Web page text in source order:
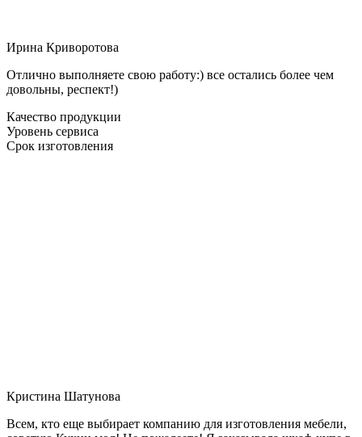
Ирина Криворотова
Отлично выполняете свою работу:) все остались более чем
довольны, респект!)
Качество продукции
Уровень сервиса
Срок изготовления
Кристина Шатунова
Всем, кто еще выбирает компанию для изготовления мебели,